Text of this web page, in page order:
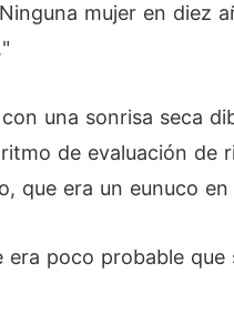
mujer en diez
una sonrisa seca
de evaluación de
que era un eunuco
era poco probable